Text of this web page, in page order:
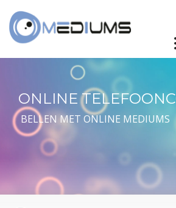
ONLINE
BELLEN MET ONLINE MEDIUMS